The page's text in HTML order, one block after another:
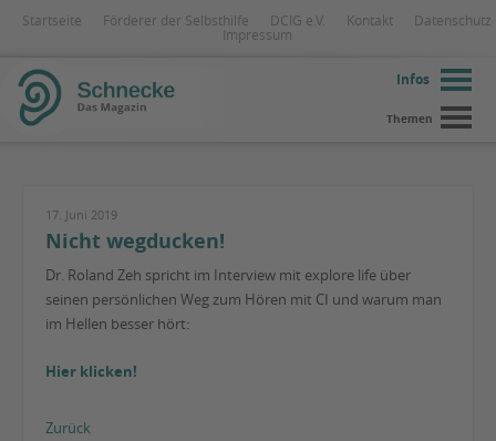
Startseite Förderer der Selbsthilfe DCIG e.V. Kontakt
Datenschutz
Impressum
Infos
Themen
17. Juni 2019
Nicht wegducken!
Dr. Roland Zeh spricht im Interview mit explore life über
seinen persönlichen Weg zum Hören mit CI und warum man
im Hellen besser hört:
Hier klicken!
Zurück